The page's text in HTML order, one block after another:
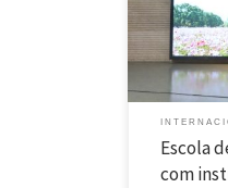
integrou a
entidades
Escola
com